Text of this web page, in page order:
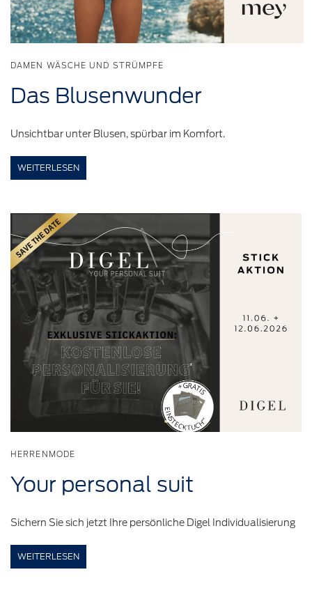
DAMEN WÄSCHE UND STRÜMPFE
Das Blusenwunder
Unsichtbar unter Blusen, spürbar im Komfort.
WEITERLESEN
HERRENMODE
Your personal suit
Sichern Sie sich jetzt Ihre persönliche Digel Individualisierung
WEITERLESEN